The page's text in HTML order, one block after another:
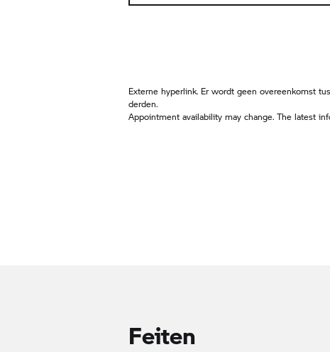
Externe hyperlink. Er wordt geen overeenkomst
derden.
Appointment availability may change. The latest
Feiten